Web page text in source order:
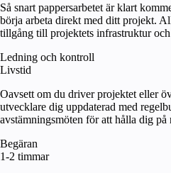
Så snart pappersarbetet är klart
börja arbeta direkt med ditt projekt.
tillgång till projektets infrastruktur och
Ledning och kontroll
Livstid
Oavsett om du driver projektet eller
utvecklare dig uppdaterad med
avstämningsmöten för att hålla dig på
Begäran
1-2 timmar